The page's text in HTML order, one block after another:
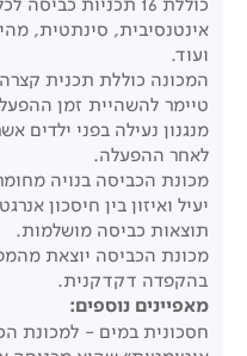
אינטנסיבית, סינתטית,
ועוד.
המכונה כוללת תכנית קצרה של 15
טיימר להשהיית זמן ההפעלה עד
מנגנון נעילה בפני ילדים
לאחר ההפעלה.
מכונת הכביסה בנויה
יעיל ואיזון בין חיסכון
תוצאות כביסה מושלמות.
מכונת הכביסה יוצאת
בהקפדה דקדקנית.
מאפיינים נוספים:
חסכונית במים - למכונת